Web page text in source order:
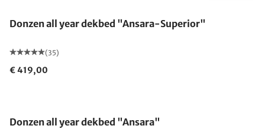
Donzen all year dekbed "Ansara-Superior"
(35)
€ 419,00
Donzen all year dekbed "Ansara"